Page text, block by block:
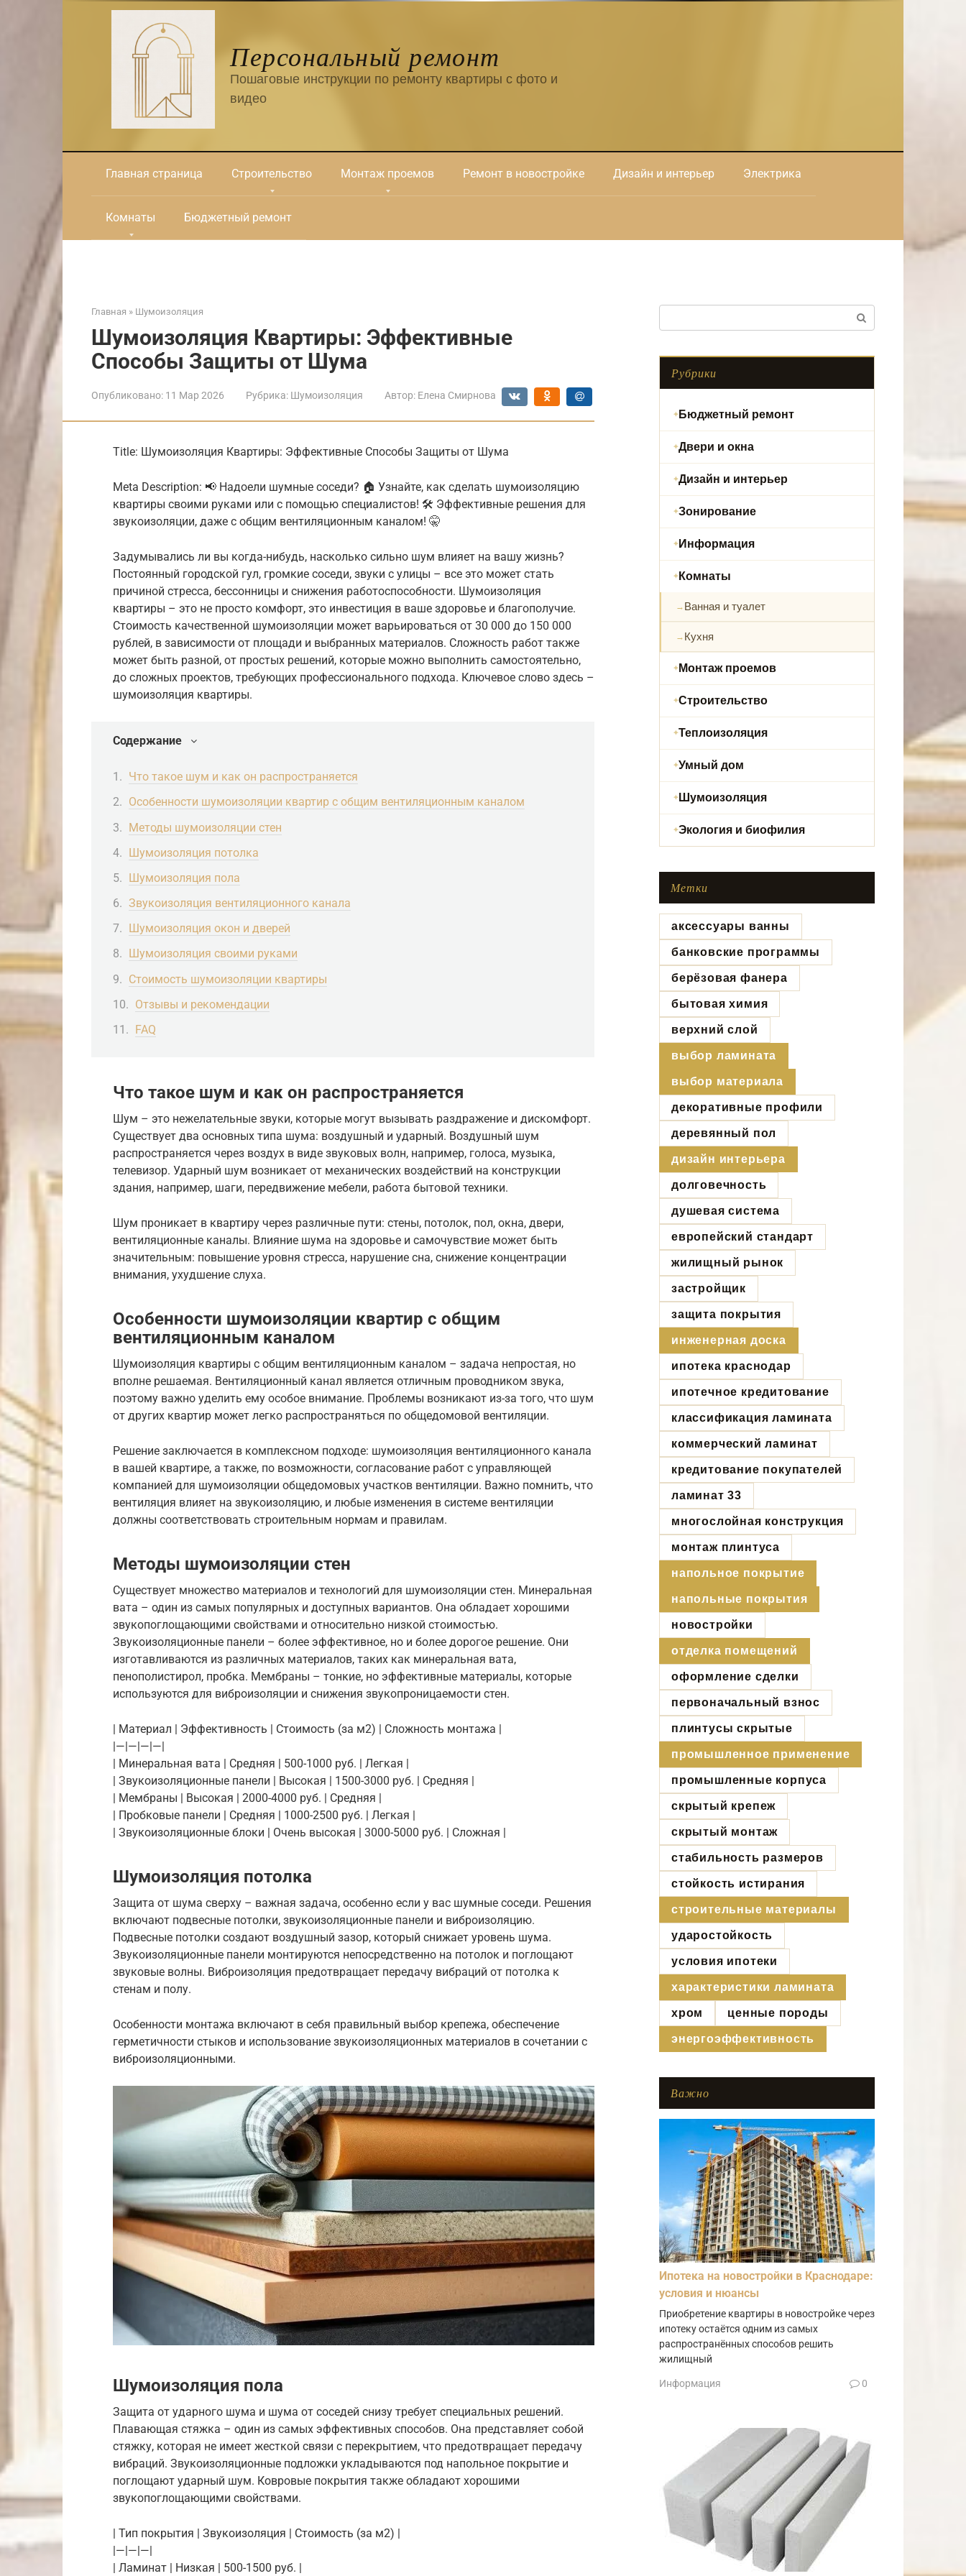
Персональный ремонт
Пошаговые инструкции по ремонту квартиры с фото и
видео
Главная страница Строительство Монтаж проемов Ремонт в новостройке Дизайн и интерьер Электрика
Комнаты Бюджетный ремонт
Главная » Шумоизоляция
Шумоизоляция Квартиры: Эффективные
Способы Защиты от Шума
Опубликовано: 11 Мар 2026 Рубрика: Шумоизоляция Автор: Елена Смирнова
Title: Шумоизоляция Квартиры: Эффективные Способы Защиты от Шума
Meta Description: 📢 Надоели шумные соседи? 🏠 Узнайте, как сделать шумоизоляцию
квартиры своими руками или с помощью специалистов! 🛠️ Эффективные решения для
звукоизоляции, даже с общим вентиляционным каналом! 🤫
Задумывались ли вы когда-нибудь, насколько сильно шум влияет на вашу жизнь?
Постоянный городской гул, громкие соседи, звуки с улицы – все это может стать
причиной стресса, бессонницы и снижения работоспособности. Шумоизоляция
квартиры – это не просто комфорт, это инвестиция в ваше здоровье и благополучие.
Стоимость качественной шумоизоляции может варьироваться от 30 000 до 150 000
рублей, в зависимости от площади и выбранных материалов. Сложность работ также
может быть разной, от простых решений, которые можно выполнить самостоятельно,
до сложных проектов, требующих профессионального подхода. Ключевое слово здесь –
шумоизоляция квартиры.
Содержание
Что такое шум и как он распространяется
Особенности шумоизоляции квартир с общим вентиляционным каналом
Методы шумоизоляции стен
Шумоизоляция потолка
Шумоизоляция пола
Звукоизоляция вентиляционного канала
Шумоизоляция окон и дверей
Шумоизоляция своими руками
Стоимость шумоизоляции квартиры
Отзывы и рекомендации
FAQ
Что такое шум и как он распространяется
Шум – это нежелательные звуки, которые могут вызывать раздражение и дискомфорт.
Существует два основных типа шума: воздушный и ударный. Воздушный шум
распространяется через воздух в виде звуковых волн, например, голоса, музыка,
телевизор. Ударный шум возникает от механических воздействий на конструкции
здания, например, шаги, передвижение мебели, работа бытовой техники.
Шум проникает в квартиру через различные пути: стены, потолок, пол, окна, двери,
вентиляционные каналы. Влияние шума на здоровье и самочувствие может быть
значительным: повышение уровня стресса, нарушение сна, снижение концентрации
внимания, ухудшение слуха.
Особенности шумоизоляции квартир с общим
вентиляционным каналом
Шумоизоляция квартиры с общим вентиляционным каналом – задача непростая, но
вполне решаемая. Вентиляционный канал является отличным проводником звука,
поэтому важно уделить ему особое внимание. Проблемы возникают из-за того, что шум
от других квартир может легко распространяться по общедомовой вентиляции.
Решение заключается в комплексном подходе: шумоизоляция вентиляционного канала
в вашей квартире, а также, по возможности, согласование работ с управляющей
компанией для шумоизоляции общедомовых участков вентиляции. Важно помнить, что
вентиляция влияет на звукоизоляцию, и любые изменения в системе вентиляции
должны соответствовать строительным нормам и правилам.
Методы шумоизоляции стен
Существует множество материалов и технологий для шумоизоляции стен. Минеральная
вата – один из самых популярных и доступных вариантов. Она обладает хорошими
звукопоглощающими свойствами и относительно низкой стоимостью.
Звукоизоляционные панели – более эффективное, но и более дорогое решение. Они
изготавливаются из различных материалов, таких как минеральная вата,
пенополистирол, пробка. Мембраны – тонкие, но эффективные материалы, которые
используются для виброизоляции и снижения звукопроницаемости стен.
| Материал | Эффективность | Стоимость (за м2) | Сложность монтажа |
|—|—|—|—|
| Минеральная вата | Средняя | 500-1000 руб. | Легкая |
| Звукоизоляционные панели | Высокая | 1500-3000 руб. | Средняя |
| Мембраны | Высокая | 2000-4000 руб. | Средняя |
| Пробковые панели | Средняя | 1000-2500 руб. | Легкая |
| Звукоизоляционные блоки | Очень высокая | 3000-5000 руб. | Сложная |
Шумоизоляция потолка
Защита от шума сверху – важная задача, особенно если у вас шумные соседи. Решения
включают подвесные потолки, звукоизоляционные панели и виброизоляцию.
Подвесные потолки создают воздушный зазор, который снижает уровень шума.
Звукоизоляционные панели монтируются непосредственно на потолок и поглощают
звуковые волны. Виброизоляция предотвращает передачу вибраций от потолка к
стенам и полу.
Особенности монтажа включают в себя правильный выбор крепежа, обеспечение
герметичности стыков и использование звукоизоляционных материалов в сочетании с
виброизоляционными.
Шумоизоляция пола
Защита от ударного шума и шума от соседей снизу требует специальных решений.
Плавающая стяжка – один из самых эффективных способов. Она представляет собой
стяжку, которая не имеет жесткой связи с перекрытием, что предотвращает передачу
вибраций. Звукоизоляционные подложки укладываются под напольное покрытие и
поглощают ударный шум. Ковровые покрытия также обладают хорошими
звукопоглощающими свойствами.
| Тип покрытия | Звукоизоляция | Стоимость (за м2) |
|—|—|—|
| Ламинат | Низкая | 500-1500 руб. |
Рубрики
Бюджетный ремонт
Двери и окна
Дизайн и интерьер
Зонирование
Информация
Комнаты
Ванная и туалет
Кухня
Монтаж проемов
Строительство
Теплоизоляция
Умный дом
Шумоизоляция
Экология и биофилия
Метки
аксессуары ванны
банковские программы
берёзовая фанера
бытовая химия
верхний слой
выбор ламината
выбор материала
декоративные профили
деревянный пол
дизайн интерьера
долговечность
душевая система
европейский стандарт
жилищный рынок
застройщик
защита покрытия
инженерная доска
ипотека краснодар
ипотечное кредитование
классификация ламината
коммерческий ламинат
кредитование покупателей
ламинат 33
многослойная конструкция
монтаж плинтуса
напольное покрытие
напольные покрытия
новостройки
отделка помещений
оформление сделки
первоначальный взнос
плинтусы скрытые
промышленное применение
промышленные корпуса
скрытый крепеж
скрытый монтаж
стабильность размеров
стойкость истирания
строительные материалы
ударостойкость
условия ипотеки
характеристики ламината
хром ценные породы
энергоэффективность
Важно
Ипотека на новостройки в Краснодаре:
условия и нюансы
Приобретение квартиры в новостройке через
ипотеку остаётся одним из самых
распространённых способов решить
жилищный
Информация 0